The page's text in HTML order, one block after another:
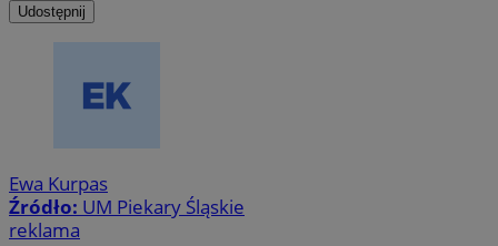
Udostępnij
Ewa Kurpas
Źródło: UM Piekary Śląskie
reklama